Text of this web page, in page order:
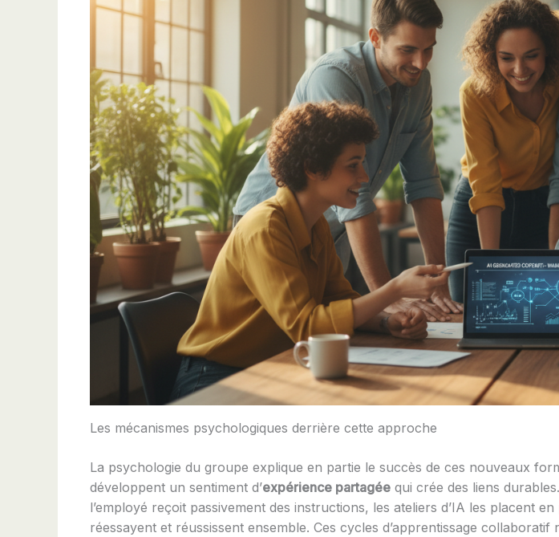
Les mécanismes psychologiques derrière cette approche
La psychologie du groupe explique en partie le succès de ces nouveaux
développent un sentiment d’expérience partagée qui crée des liens
l’employé reçoit passivement des instructions, les ateliers d’IA les placent
réessayent et réussissent ensemble. Ces cycles d’apprentissage